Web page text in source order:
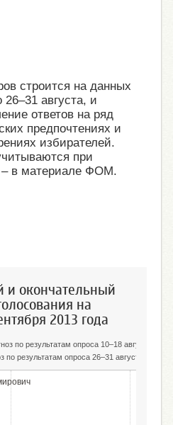
строится на данных
26–31 августа, и
ответов на ряд
предпочтениях и
избирателей.
при
– в материале ФОМ.
и окончательный
на
2013 года
по результатам опроса 10–18 августа
по результатам опроса 26–31 августа